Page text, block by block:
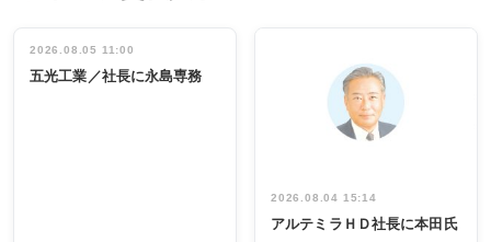
インタビュ
ー／社内ア
祝う 業界関
係者ら220人
出席
2026.08.05 11:00
五光工業／社長に永島専務
2026.08.04 15:14
アルテミラＨＤ社長に本田氏